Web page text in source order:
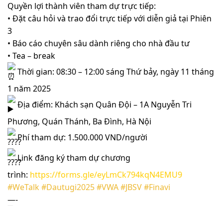
Quyền lợi thành viên tham dự trực tiếp:
• Đặt câu hỏi và trao đổi trực tiếp với diễn giả tại Phiên
3
• Báo cáo chuyên sâu dành riêng cho nhà đầu tư
• Tea – break
Thời gian: 08:30 – 12:00 sáng Thứ bảy, ngày 11 tháng
1 năm 2025
Địa điểm: Khách sạn Quân Đội – 1A Nguyễn Tri
Phương, Quán Thánh, Ba Đình, Hà Nội
Phí tham dự: 1.500.000 VND/người
Link đăng ký tham dự chương
trình: https://forms.gle/eyLmCk794kqN4EMU9
#WeTalk#Dautugi2025#VWA#JBSV#Finavi
—-